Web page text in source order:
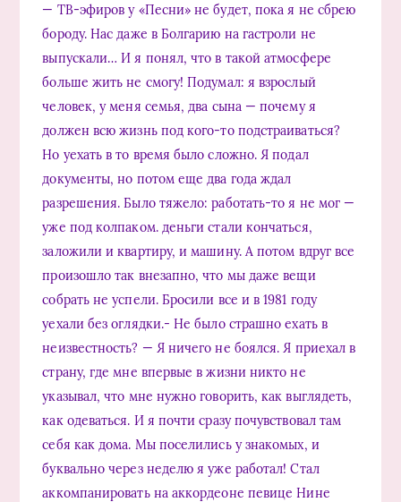
— ТВ-эфиров у «Песни» не будет, пока я не сбрею
бороду. Нас даже в Болгарию на гастроли не
выпускали… И я понял, что в такой атмосфере
больше жить не смогу! Подумал: я взрослый
человек, у меня семья, два сына — почему я
должен всю жизнь под кого-то подстраиваться?
Но уехать в то время было сложно. Я подал
документы, но потом еще два года ждал
разрешения. Было тяжело: работать-то я не мог —
уже под колпаком. деньги стали кончаться,
заложили и квартиру, и машину. А потом вдруг все
произошло так внезапно, что мы даже вещи
собрать не успели. Бросили все и в 1981 году
уехали без оглядки.- Не было страшно ехать в
неизвестность? — Я ничего не боялся. Я приехал в
страну, где мне впервые в жизни никто не
указывал, что мне нужно говорить, как выглядеть,
как одеваться. И я почти сразу почувствовал там
себя как дома. Мы поселились у знакомых, и
буквально через неделю я уже работал! Стал
аккомпанировать на аккордеоне певице Нине